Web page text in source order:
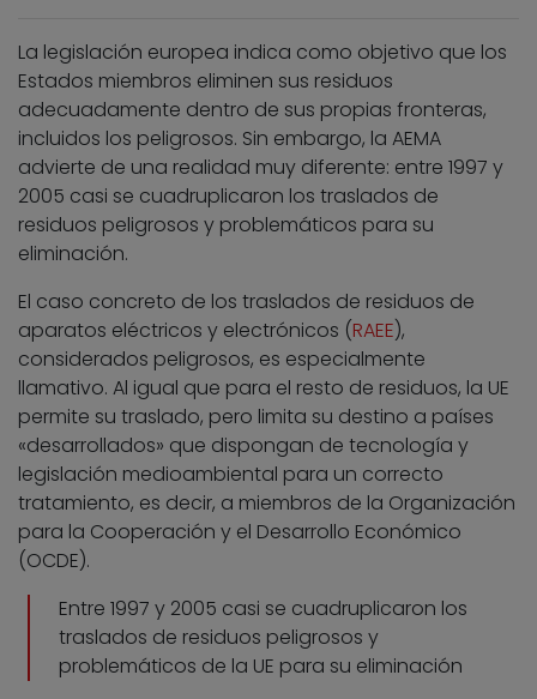
La legislación europea indica como objetivo que los
Estados miembros eliminen sus residuos
adecuadamente dentro de sus propias fronteras,
incluidos los peligrosos. Sin embargo, la AEMA
advierte de una realidad muy diferente: entre 1997 y
2005 casi se cuadruplicaron los traslados de
residuos peligrosos y problemáticos para su
eliminación.
El caso concreto de los traslados de residuos de
aparatos eléctricos y electrónicos (RAEE),
considerados peligrosos, es especialmente
llamativo. Al igual que para el resto de residuos, la UE
permite su traslado, pero limita su destino a países
«desarrollados» que dispongan de tecnología y
legislación medioambiental para un correcto
tratamiento, es decir, a miembros de la Organización
para la Cooperación y el Desarrollo Económico
(OCDE).
Entre 1997 y 2005 casi se cuadruplicaron los
traslados de residuos peligrosos y
problemáticos de la UE para su eliminación